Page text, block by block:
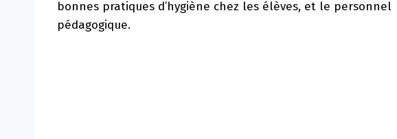
bonnes pratiques d’hygiène chez les élèves, et le personnel
pédagogique.